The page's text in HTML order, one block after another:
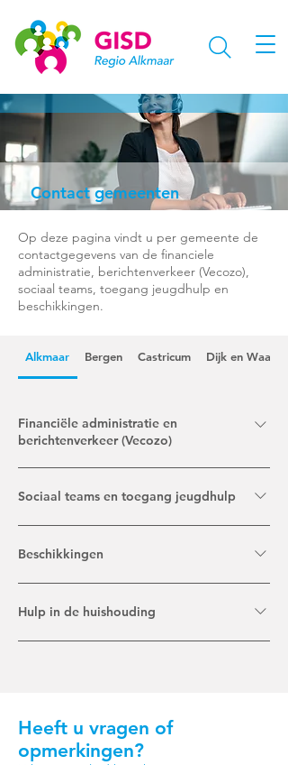
Contact gemeenten
Op deze pagina vindt u per gemeente de
contactgegevens van de financiele
administratie, berichtenverkeer (Vecozo),
sociaal teams, toegang jeugdhulp en
beschikkingen.
Alkmaar Bergen Castricum Dijk en Waard
Financiële administratie en
berichtenverkeer (Vecozo)
administratiewmo@alkmaar.nl
financiensociaaldomein@alkmaar.nl
Sociaal teams en toegang jeugdhulp
telefoonnummer 072 548 87 97
Beschikkingen
wmo@alkmaar.nl
beschermdwonen@alkmaar.nl
Hulp in de huishouding
Heeft u vragen of
opmerkingen?